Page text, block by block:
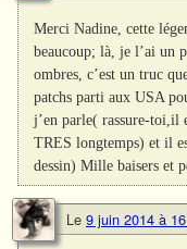
Merci Nadine, cette
beaucoup; là, je l’ai un
ombres, c’est un truc
patchs parti aux USA
j’en parle( rassure-toi,il
TRES longtemps) et il
dessin) Mille baisers et
Le 9 juin 2014 à